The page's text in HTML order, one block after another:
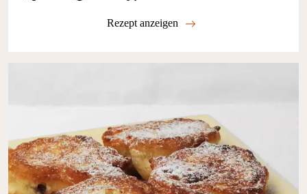
Rezept anzeigen